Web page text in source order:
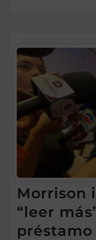
Morrison
“leer